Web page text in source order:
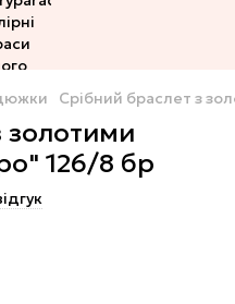
Срібний браслет з
золотими
126/8 бр